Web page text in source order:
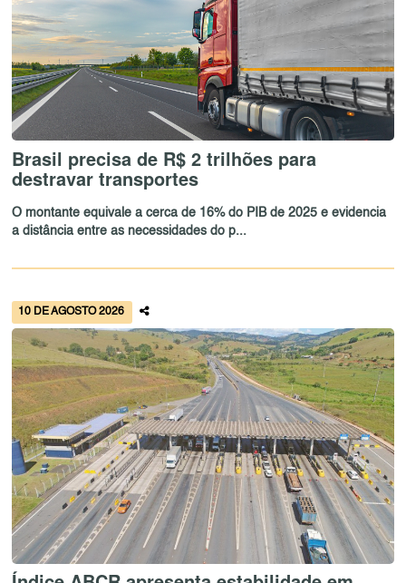
Brasil precisa de R$ 2 trilhões para
destravar transportes
O montante equivale a cerca de 16% do PIB de 2025 e evidencia
a distância entre as necessidades do p...
10 DE AGOSTO 2026